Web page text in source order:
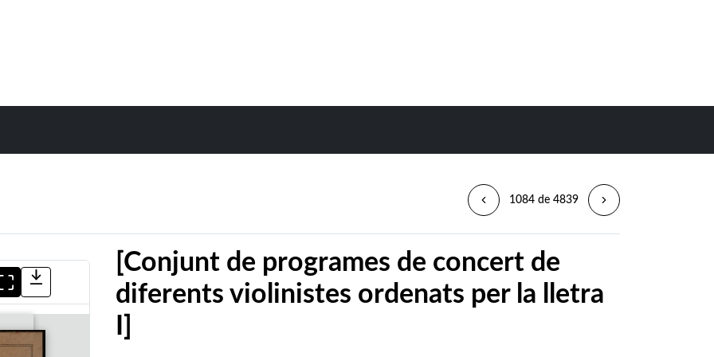
1084 de 4839
[Conjunt de programes de concert de
diferents violinistes ordenats per la lletra